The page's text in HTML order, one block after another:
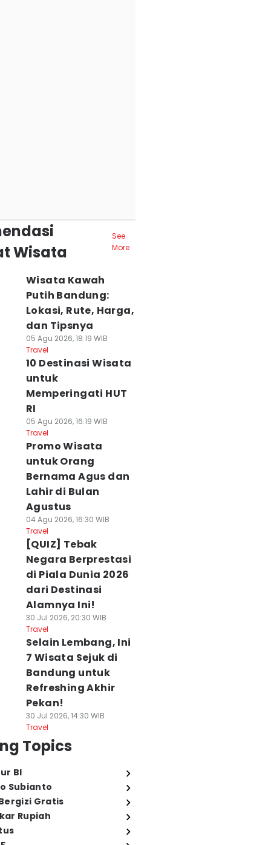
Wisata
See
More
Wisata Kawah
Putih Bandung:
Lokasi, Rute, Harga,
dan Tipsnya
05 Agu 2026, 18:19 WIB
Travel
10 Destinasi Wisata
untuk
Memperingati HUT
RI
05 Agu 2026, 16:19 WIB
Travel
Promo Wisata
untuk Orang
Bernama Agus dan
Lahir di Bulan
Agustus
04 Agu 2026, 16:30 WIB
Travel
[QUIZ] Tebak
Negara Berprestasi
di Piala Dunia 2026
dari Destinasi
Alamnya Ini!
30 Jul 2026, 20:30 WIB
Travel
Selain Lembang, Ini
7 Wisata Sejuk di
Bandung untuk
Refreshing Akhir
Pekan!
30 Jul 2026, 14:30 WIB
Travel
Topics
BI
Subianto
Gratis
Rupiah